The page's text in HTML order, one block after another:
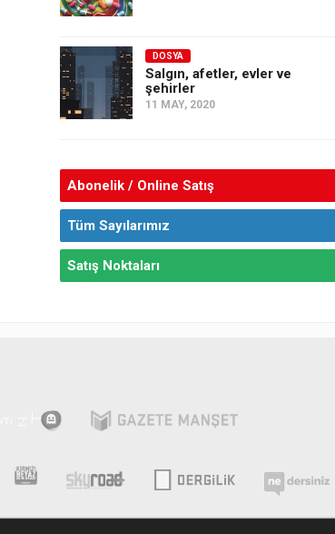
DOSYA
Salgın, afetler, evler ve
şehirler
11 MAY, 2020
Abonelik / Online Satış
Tüm Sayılarımız
Satış Noktaları